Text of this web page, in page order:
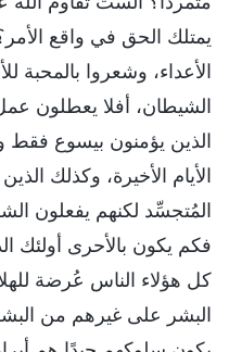
يمتلك الحق في واقع
الأعداء، وشعروا بالمحبة
الشيطان، أفلا يعطلون
الذين يؤمنون بيسوع فقط
الأيام الأخيرة، وكذلك
المُتجسِّد لكنهم يفعلون
فكم يكون بالأحرى أولئك
كل هؤلاء الناس عُرضة
البشر على غيرهم من